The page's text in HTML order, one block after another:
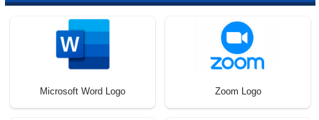
Microsoft Word Logo Zoom Logo